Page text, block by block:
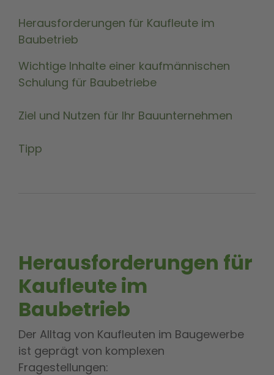
Herausforderungen für Kaufleute im
Baubetrieb
Wichtige Inhalte einer kaufmännischen
Schulung für Baubetriebe
Ziel und Nutzen für Ihr Bauunternehmen
Tipp
Herausforderungen für
Kaufleute im
Baubetrieb
Der Alltag von Kaufleuten im Baugewerbe
ist geprägt von komplexen
Fragestellungen: